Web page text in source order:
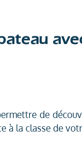
de
à la classe de